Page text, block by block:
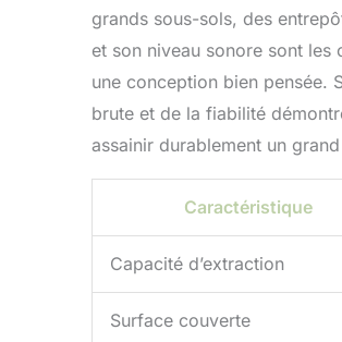
grands sous-sols, des
et son niveau sonore sont les
une conception bien pensée.
brute et de la fiabilité
assainir durablement un
Caractéristique
Capacité d’extraction
Surface couverte